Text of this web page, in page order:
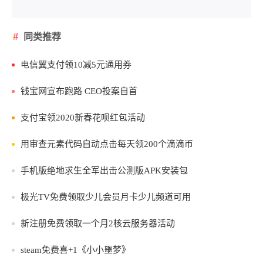
同类推荐
电信翼支付领10减5元通用券
钱宝网宣布跑路 CEO投案自首
支付宝领2020新春花呗红包活动
用审查元素代码自动点击每天领200个滴滴币
手机版绝地求生全军出击公测版APK安装包
极光TV免费领取少儿会员月卡少儿频道可用
新注册免费领取一个月2核云服务器活动
steam免费喜+1《小小噩梦》